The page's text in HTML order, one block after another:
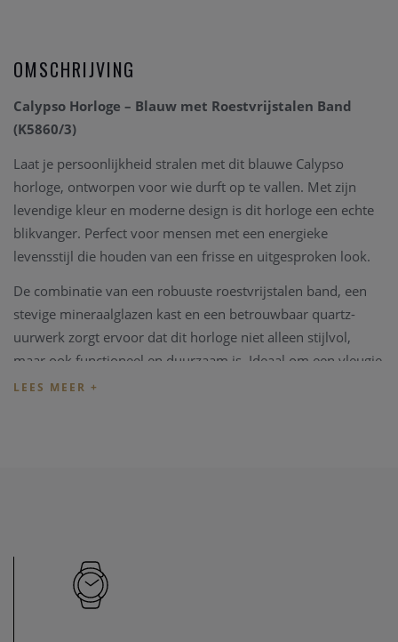
OMSCHRIJVING
Calypso Horloge – Blauw met Roestvrijstalen Band
(K5860/3)
Laat je persoonlijkheid stralen met dit blauwe Calypso
horloge, ontworpen voor wie durft op te vallen. Met zijn
levendige kleur en moderne design is dit horloge een echte
blikvanger. Perfect voor mensen met een energieke
levensstijl die houden van een frisse en uitgesproken look.
De combinatie van een robuuste roestvrijstalen band, een
stevige mineraalglazen kast en een betrouwbaar quartz-
uurwerk zorgt ervoor dat dit horloge niet alleen stijlvol,
maar ook functioneel en duurzaam is. Ideaal om een vleugje
kleur en karakter toe te voegen aan elke outfit.
Kleur wijzerplaat
Of je nu op zoek bent naar een expressieve toevoeging aan